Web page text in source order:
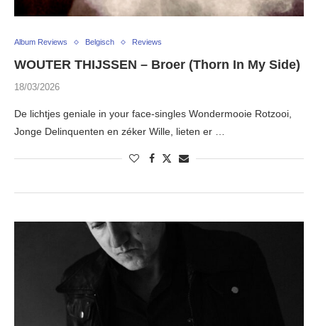
Album Reviews Belgisch Reviews
WOUTER THIJSSEN – Broer (Thorn In My Side)
18/03/2026
De lichtjes geniale in your face-singles Wondermooie Rotzooi,
Jonge Delinquenten en zéker Wille, lieten er …